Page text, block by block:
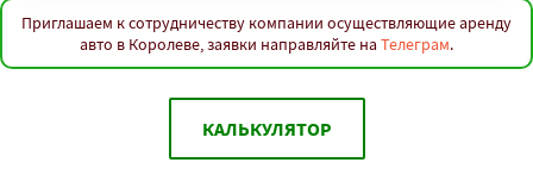
Приглашаем к сотрудничеству компании осуществляющие аренду
авто в Королеве, заявки направляйте на Телеграм.
КАЛЬКУЛЯТОР